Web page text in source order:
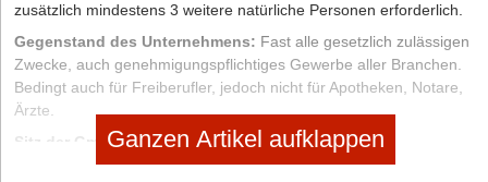
zusätzlich mindestens 3 weitere natürliche Personen erforderlich.
Gegenstand des Unternehmens: Fast alle gesetzlich zulässigen
Zwecke, auch genehmigungspflichtiges Gewerbe aller Branchen.
Bedingt auch für Freiberufler, jedoch nicht für Apotheken, Notare,
Ärzte.
Sitz der GmbH:In D.
Ganzen Artikel aufklappen